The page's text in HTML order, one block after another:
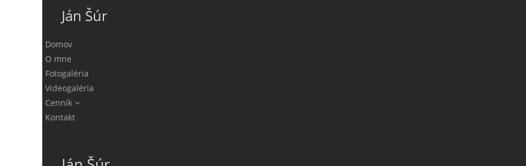
Ján Šúr
Domov
O mne
Fotogaléria
Videogaléria
Cenník
Kontakt